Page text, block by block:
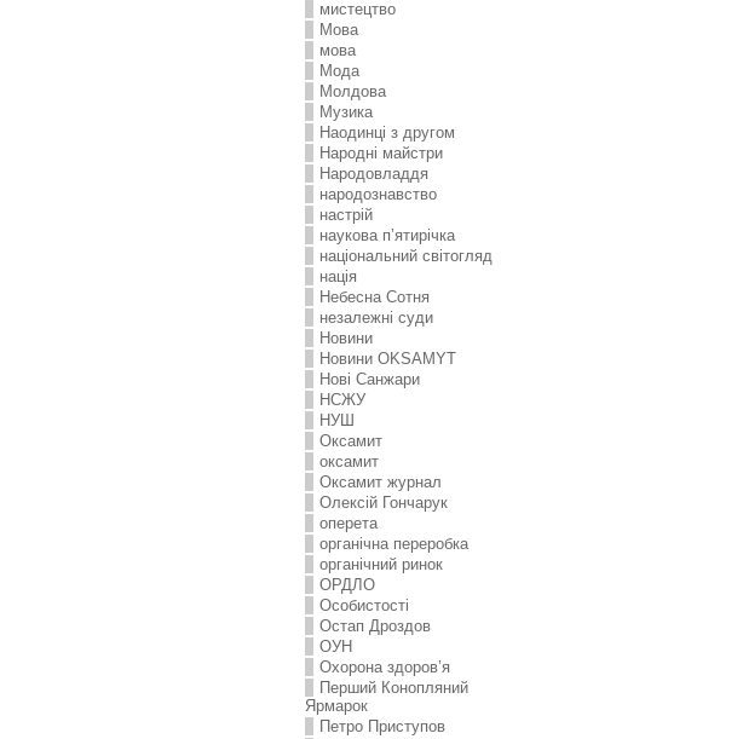
мистецтво
Мова
мова
Мода
Молдова
Музика
Наодинці з другом
Народні майстри
Народовладдя
народознавство
настрій
наукова п’ятирічка
національний світогляд
нація
Небесна Сотня
незалежні суди
Новини
Новини OKSAMYT
Нові Санжари
НСЖУ
НУШ
Оксамит
оксамит
Оксамит журнал
Олексій Гончарук
оперета
органічна переробка
органічний ринок
ОРДЛО
Особистості
Остап Дроздов
ОУН
Охорона здоров’я
Перший Конопляний
Ярмарок
Петро Приступов